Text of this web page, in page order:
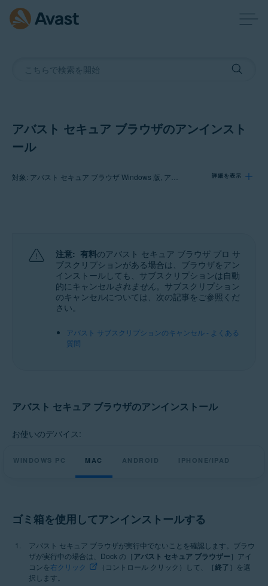
アバスト セキュア ブラウザのアンインスト
ール
詳細を表示
アバスト セキュア ブラウザ 121.x Mac 版
アバスト セキュア ブラウザ 7.x Android 版
アバスト セキュア ブラウザ プロ 5.x iOS 版
アバスト セキュア ブラウザ 5.x iOS 版
オペレーティング システム:
Microsoft Windows 10 Home / Pro / Enterprise / Education - 32 / 64 ビッ
Apple macOS 13.x（Ventura）
Apple macOS 11.x（Big Sur）
Google Android 9.0（Pie、API 28）以降
注意: 有料のアバスト セキュア ブラウザ プロ サ
ブスクリプションがある場合は、ブラウザをアン
インストールしても、サブスクリプションは自動
的にキャンセルされません。サブスクリプション
のキャンセルについては、次の記事をご参照くだ
さい。
アバスト サブスクリプションのキャンセル - よくある
質問
アバスト セキュア ブラウザのアンインストール
お使いのデバイス:
WINDOWS PC MAC ANDROID IPHONE/IPAD
ゴミ箱を使用してアンインストールする
アバスト セキュア ブラウザが実行中でないことを確認します。ブラウ
ザが実行中の場合は、Dock の［ アバスト セキュア ブラウザー ］アイ
コンを右クリック （コントロール クリック）して、［終了 ］を選
択します。